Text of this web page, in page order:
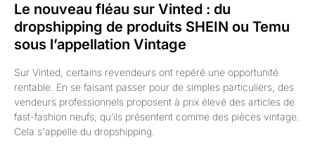
Le nouveau fléau sur Vinted : du
dropshipping de produits SHEIN ou Temu
sous l’appellation Vintage
Sur Vinted, certains revendeurs ont repéré une opportunité
rentable. En se faisant passer pour de simples particuliers, des
vendeurs professionnels proposent à prix élevé des articles de
fast-fashion neufs, qu’ils présentent comme des pièces vintage.
Cela s'appelle du dropshipping.